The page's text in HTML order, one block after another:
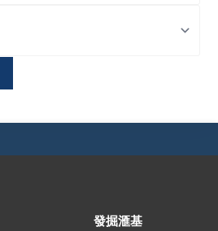
發掘滙基